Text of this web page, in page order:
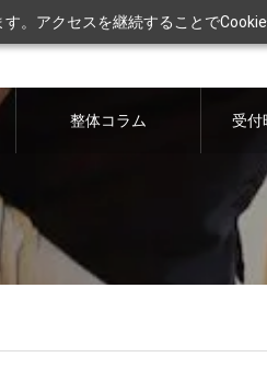
。アクセスを継続することで
整体コラム 受付